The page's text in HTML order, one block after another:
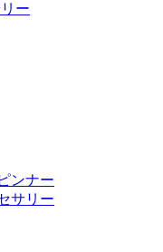
ー
ンナー
サリー